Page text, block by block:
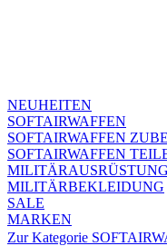
NEUHEITEN
SOFTAIRWAFFEN
SOFTAIRWAFFEN
SOFTAIRWAFFEN
MILITÄRAUSRÜSTUNG
MILITÄRBEKLEIDUNG
SALE
MARKEN
Zur Kategorie